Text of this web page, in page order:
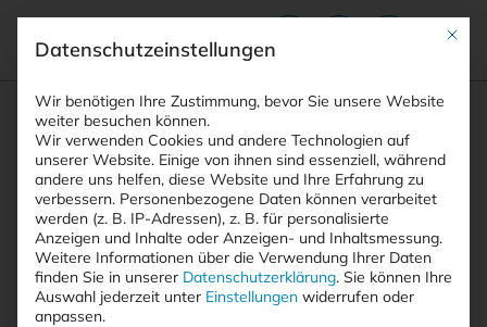
Suchfeld
Suchen
Breadcrumb-Navigation
STARTSEITE
PRINTAUSGABEN
TITELTHEMA: ERSCHÖPFUNG NACH …
AMTLICHE MITTEILUNGEN
Mit
Datenschutzeinstellungen
Wir benötigen Ihre Zustimmung, bevor Sie unsere Website
weiter besuchen können.
Wir verwenden Cookies und andere Technologien auf
unserer Website. Einige von ihnen sind essenziell, während
andere uns helfen, diese Website und Ihre Erfahrung zu
verbessern. Personenbezogene Daten können verarbeitet
werden (z. B. IP-Adressen), z. B. für personalisierte
Anzeigen und Inhalte oder Anzeigen- und Inhaltsmessung.
Weitere Informationen über die Verwendung Ihrer Daten
finden Sie in unserer Datenschutzerklärung. Sie können Ihre
Auswahl jederzeit unter Einstellungen widerrufen oder
anpassen.